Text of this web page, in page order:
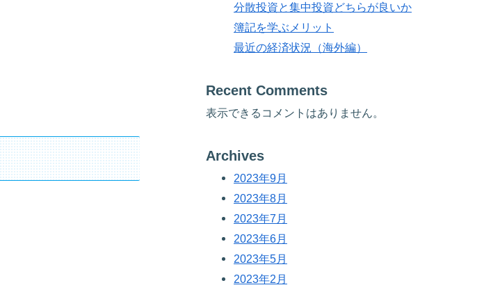
分散投資と集中投資どちらが良いか
簿記を学ぶメリット
最近の経済状況（海外編）
Recent Comments
表示できるコメントはありません。
Archives
2023年9月
2023年8月
2023年7月
2023年6月
2023年5月
2023年2月